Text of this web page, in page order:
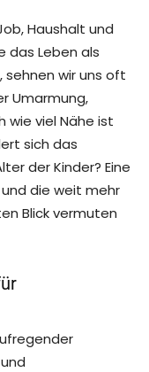
Haushalt und
das Leben als
wir uns oft
Umarmung,
wie viel Nähe ist
sich das
der Kinder? Eine
die weit mehr
Blick vermuten